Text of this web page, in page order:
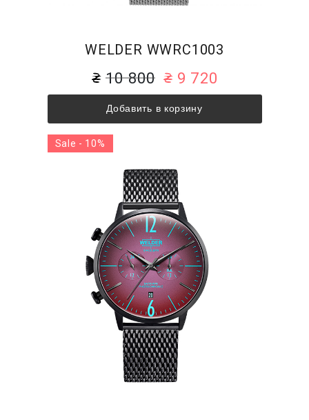
WELDER WWRC1003
10 800 9 720
Добавить в корзину
Sale - 10%